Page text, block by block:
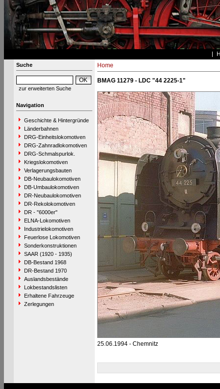
Suche
zur erweiterten Suche
Navigation
Geschichte & Hintergründe
Länderbahnen
DRG-Einheitslokomotiven
DRG-Zahnradlokomotiven
DRG-Schmalspurlok.
Kriegslokomotiven
Verlagerungsbauten
DB-Neubaulokomotiven
DB-Umbaulokomotiven
DR-Neubaulokomotiven
DR-Rekolokomotiven
DR - "6000er"
ELNA-Lokomotiven
Industrielokomotiven
Feuerlose Lokomotiven
Sonderkonstruktionen
SAAR (1920 - 1935)
DB-Bestand 1968
DR-Bestand 1970
Auslandsbestände
Lokbestandslisten
Erhaltene Fahrzeuge
Zerlegungen
Home
BMAG 11279 - LDC "44 2225-1"
25.06.1994 - Chemnitz